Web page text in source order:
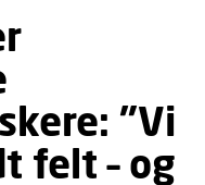
"Vi
felt – og